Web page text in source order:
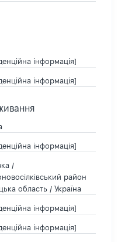
інформація]
інформація]
інформація]
/
район
область / Україна
інформація]
інформація]